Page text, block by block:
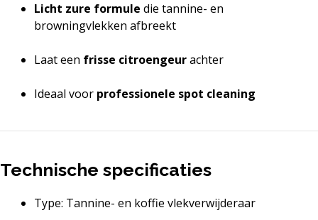
Licht zure formule die tannine- en
browningvlekken afbreekt
Laat een frisse citroengeurachter
Ideaal voor professionele spot cleaning
Technische specificaties
Type: Tannine- en koffie vlekverwijderaar